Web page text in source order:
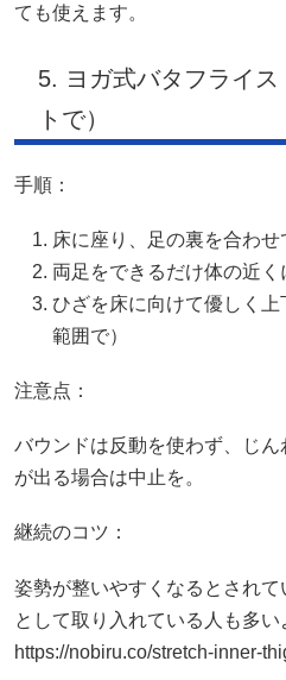
ても使えます。
5. ヨガ式バタフライ
トで）
手順：
床に座り、足の裏を合わ
両足をできるだけ体の近く
ひざを床に向けて優しく
範囲で）
注意点：
バウンドは反動を使わず、じ
が出る場合は中止を。
継続のコツ：
姿勢が整いやすくなるとされ
として取り入れている人も多い
https://nobiru.co/stretch-inner-